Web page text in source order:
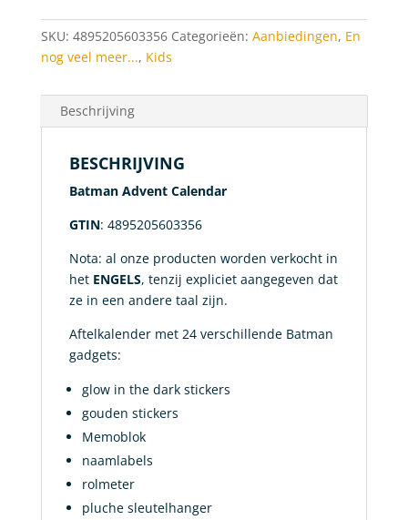
SKU: 4895205603356 Categorieën: Aanbiedingen, En
nog veel meer..., Kids
Beschrijving
BESCHRIJVING
Batman Advent Calendar
GTIN: 4895205603356
Nota: al onze producten worden verkocht in
het ENGELS, tenzij expliciet aangegeven dat
ze in een andere taal zijn.
Aftelkalender met 24 verschillende Batman
gadgets:
glow in the dark stickers
gouden stickers
Memoblok
naamlabels
rolmeter
pluche sleutelhanger